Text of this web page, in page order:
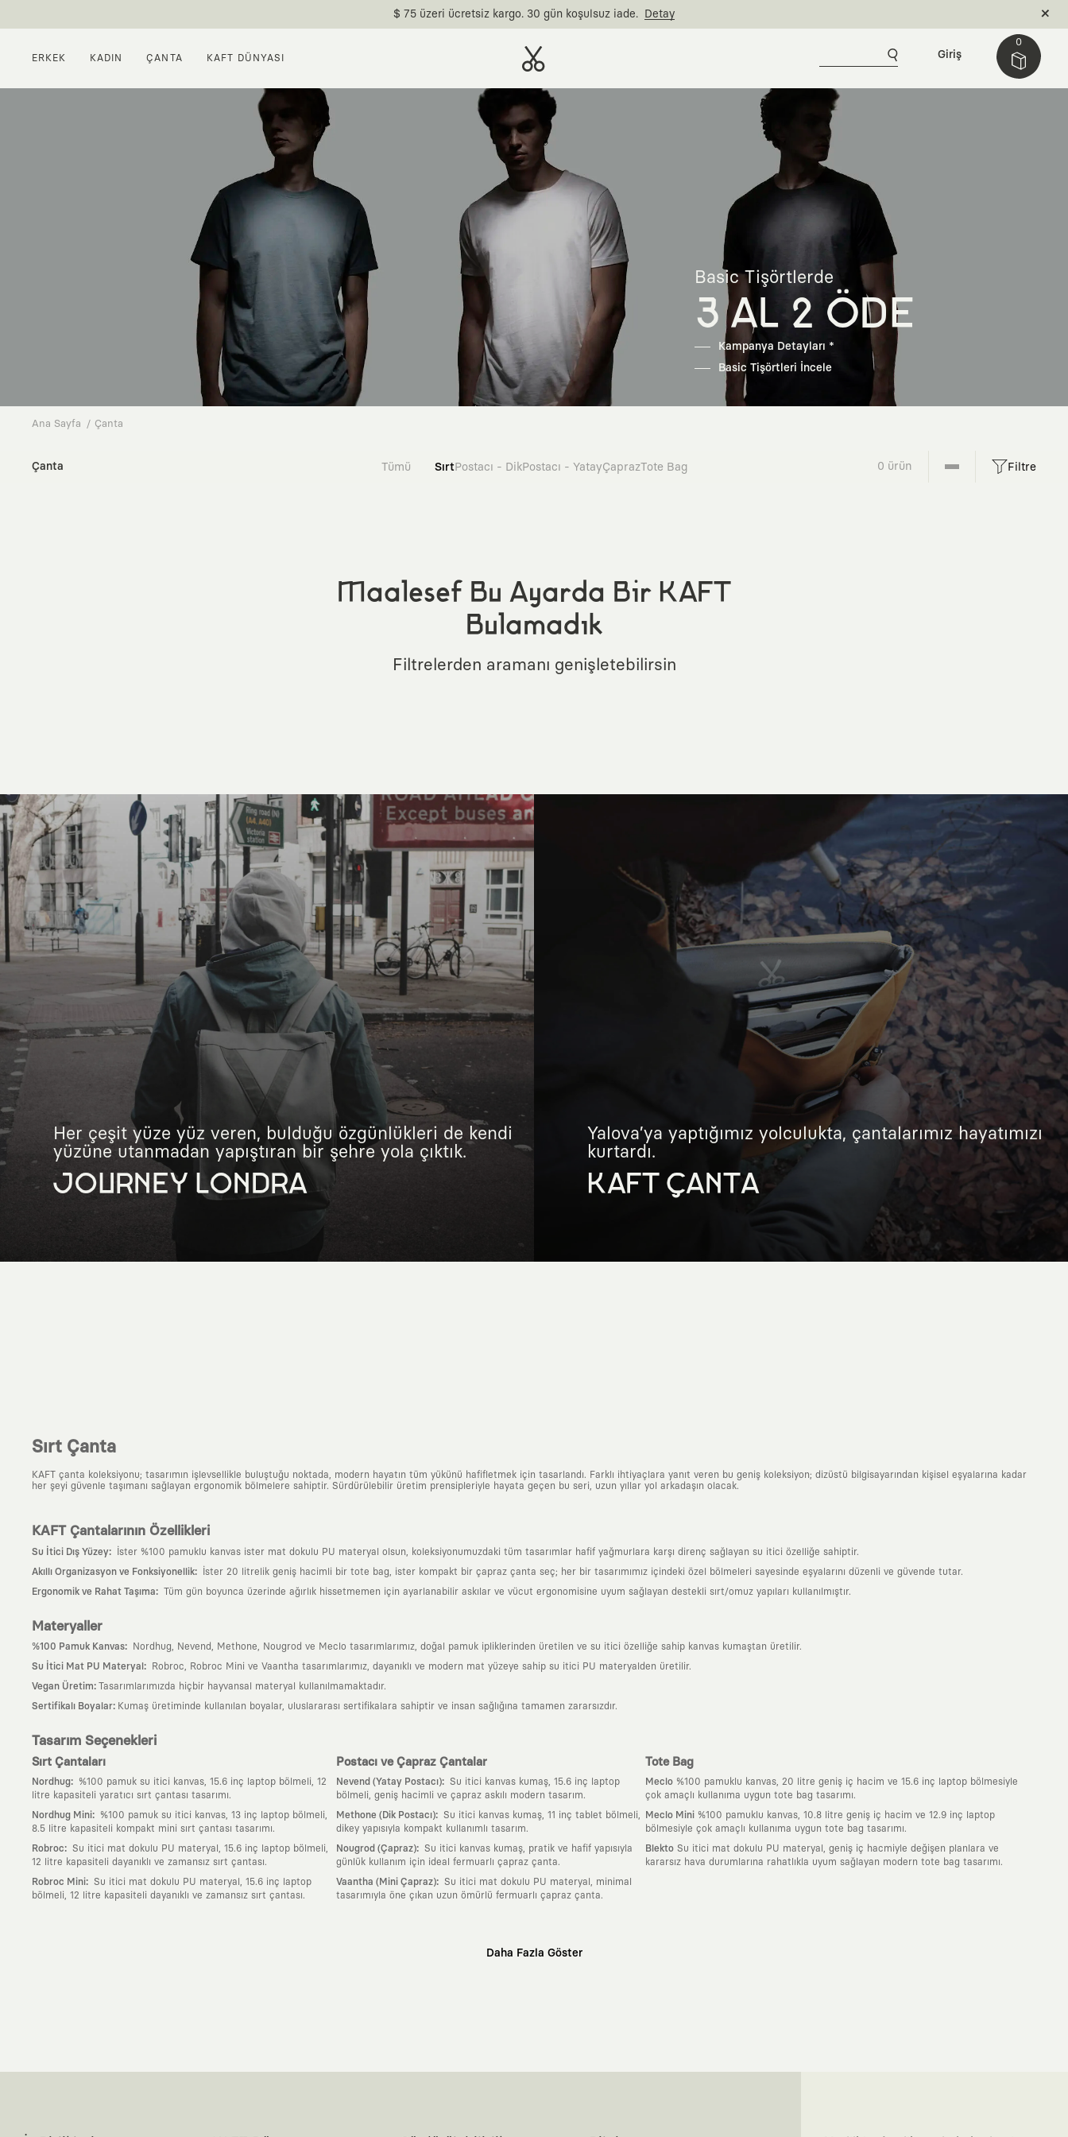
$ 75 üzeri ücretsiz kargo. 30 gün koşulsuz iade. Detay
ERKEK KADIN ÇANTA KAFT DÜNYASI
0
Giriş
Basic Tişörtlerde
3 AL 2 ÖDE
Kampanya Detayları *
Basic Tişörtleri İncele
Ana Sayfa Çanta
Çanta Tümü SırtPostacı - DikPostacı - YatayÇaprazTote Bag 0 ürün Filtre
Maalesef Bu Ayarda Bir KAFT
Bulamadık
Filtrelerden aramanı genişletebilirsin
Her çeşit yüze yüz veren, bulduğu özgünlükleri de kendi
yüzüne utanmadan yapıştıran bir şehre yola çıktık.
JOURNEY LONDRA
Yalova’ya yaptığımız yolculukta, çantalarımız hayatımızı
kurtardı.
KAFT ÇANTA
Sırt Çanta
KAFT çanta koleksiyonu; tasarımın işlevsellikle buluştuğu noktada, modern hayatın tüm yükünü hafifletmek için tasarlandı. Farklı ihtiyaçlara yanıt veren bu geniş koleksiyon; dizüstü bilgisayarından kişisel eşyalarına kadar
her şeyi güvenle taşımanı sağlayan ergonomik bölmelere sahiptir. Sürdürülebilir üretim prensipleriyle hayata geçen bu seri, uzun yıllar yol arkadaşın olacak.
KAFT Çantalarının Özellikleri
Su İtici Dış Yüzey: İster %100 pamuklu kanvas ister mat dokulu PU materyal olsun, koleksiyonumuzdaki tüm tasarımlar hafif yağmurlara karşı direnç sağlayan su itici özelliğe sahiptir.
Akıllı Organizasyon ve Fonksiyonellik: İster 20 litrelik geniş hacimli bir tote bag, ister kompakt bir çapraz çanta seç; her bir tasarımımız içindeki özel bölmeleri sayesinde eşyalarını düzenli ve güvende tutar.
Ergonomik ve Rahat Taşıma: Tüm gün boyunca üzerinde ağırlık hissetmemen için ayarlanabilir askılar ve vücut ergonomisine uyum sağlayan destekli sırt/omuz yapıları kullanılmıştır.
Materyaller
%100 Pamuk Kanvas: Nordhug, Nevend, Methone, Nougrod ve Meclo tasarımlarımız, doğal pamuk ipliklerinden üretilen ve su itici özelliğe sahip kanvas kumaştan üretilir.
Su İtici Mat PU Materyal : Robroc, Robroc Mini ve Vaantha tasarımlarımız, dayanıklı ve modern mat yüzeye sahip su itici PU materyalden üretilir.
Vegan Üretim: Tasarımlarımızda hiçbir hayvansal materyal kullanılmamaktadır.
Sertifikalı Boyalar: Kumaş üretiminde kullanılan boyalar, uluslararası sertifikalara sahiptir ve insan sağlığına tamamen zararsızdır.
Tasarım Seçenekleri
Sırt Çantaları
Nordhug:
%100 pamuk su itici kanvas, 15.6 inç laptop bölmeli, 12
litre kapasiteli yaratıcı sırt çantası tasarımı.
Nordhug Mini:
%100 pamuk su itici kanvas, 13 inç laptop bölmeli,
8.5 litre kapasiteli kompakt mini sırt çantası tasarımı.
Robroc: Su itici mat dokulu PU materyal, 15.6 inç laptop bölmeli,
12 litre kapasiteli dayanıklı ve zamansız sırt çantası.
Robroc Mini: Su itici mat dokulu PU materyal, 15.6 inç laptop
bölmeli, 12 litre kapasiteli dayanıklı ve zamansız sırt çantası.
Postacı ve Çapraz Çantalar
Nevend (Yatay Postacı): Su itici kanvas kumaş, 15.6 inç laptop
bölmeli, geniş hacimli ve çapraz askılı modern tasarım.
Methone (Dik Postacı): Su itici kanvas kumaş, 11 inç tablet bölmeli,
dikey yapısıyla kompakt kullanımlı tasarım.
Nougrod (Çapraz): Su itici kanvas kumaş, pratik ve hafif yapısıyla
günlük kullanım için ideal fermuarlı çapraz çanta.
Vaantha (Mini Çapraz): Su itici mat dokulu PU materyal, minimal
tasarımıyla öne çıkan uzun ömürlü fermuarlı çapraz çanta.
Tote Bag
Meclo %100 pamuklu kanvas, 20 litre geniş iç hacim ve 15.6 inç laptop bölmesiyle
çok amaçlı kullanıma uygun tote bag tasarımı.
Meclo Mini %100 pamuklu kanvas, 10.8 litre geniş iç hacim ve 12.9 inç laptop
bölmesiyle çok amaçlı kullanıma uygun tote bag tasarımı.
Blekto Su itici mat dokulu PU materyal, geniş iç hacmiyle değişen planlara ve
kararsız hava durumlarına rahatlıkla uyum sağlayan modern tote bag tasarımı.
Daha Fazla Göster